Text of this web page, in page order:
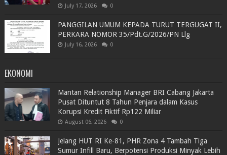
July 17, 2026 0
PANGGILAN UMUM KEPADA TURUT TERGUGAT II,
PERKARA NOMOR 35/Pdt.G/2026/PN Llg
July 16, 2026 0
EKONOMI
Mantan Relationship Manager BRI Cabang Jakarta
Pusat Dituntut 8 Tahun Penjara dalam Kasus
Korupsi Kredit Fiktif Rp122 Miliar
August 06, 2026 0
Jelang HUT RI Ke-81, PHR Zona 4 Tambah Tiga
Sumur Infill Baru, Berpotensi Produksi Minyak Lebih